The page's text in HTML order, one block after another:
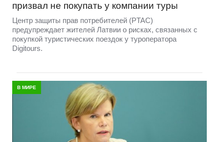
призвал не покупать у компании туры
Центр защиты прав потребителей (PTAC)
предупреждает жителей Латвии о рисках, связанных с
покупкой туристических поездок у туроператора
Digitours.
В МИРЕ